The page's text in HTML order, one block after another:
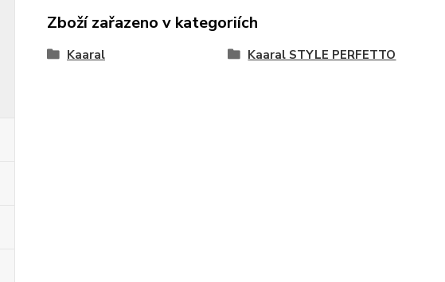
Zboží zařazeno v kategoriích
Kaaral Kaaral STYLE PERFETTO